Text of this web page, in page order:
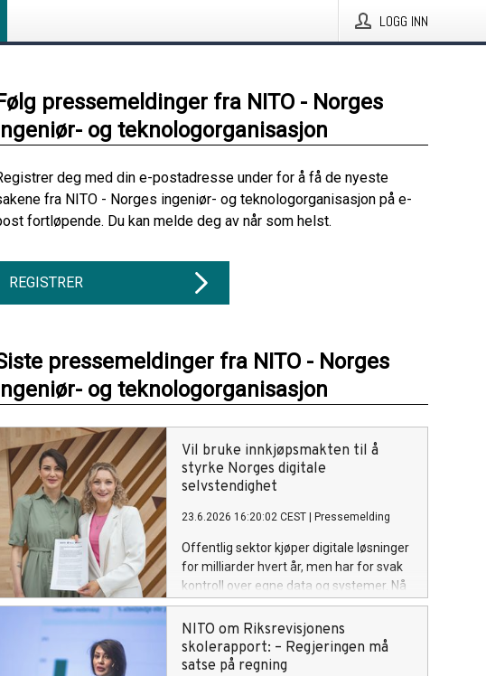
LOGG INN
Følg pressemeldinger fra NITO - Norges
og teknologorganisasjon
deg med din e-postadresse under for å få de nyeste
fra NITO - Norges ingeniør- og teknologorganisasjon på e-
fortløpende. Du kan melde deg av når som helst.
REGISTRER
pressemeldinger fra NITO - Norges
og teknologorganisasjon
Vil bruke innkjøpsmakten til å
styrke Norges digitale
selvstendighet
23.6.2026 16:20:02 CEST Pressemelding
Offentlig sektor kjøper digitale løsninger
for milliarder hvert år, men har for svak
kontroll over egne data og systemer. Nå
gir NITO, Tekna og Forbrukerrådet
digitaliseringsministeren konkrete grep
for å redusere avhengigheten av globale
tek-giganter.
NITO om Riksrevisjonens
skolerapport: – Regjeringen må
satse på regning